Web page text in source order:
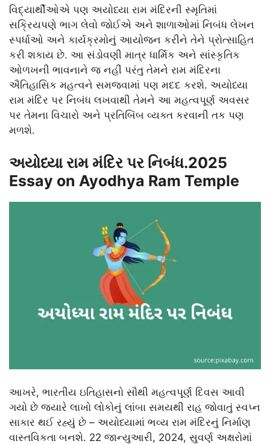
વિદ્યાર્થીઓએ પણ અયોધ્યા રામ મંદિરની સ્મૃતિમાં
સક્રિયપણે ભાગ લેવો જોઈએ અને શાળાઓમાં નિબંધ લેખન
સ્પર્ધાઓ અને કાર્યક્રમોનું આયોજન કરીને તેને પ્રોત્સાહિત
કરી શકાય છે. આ સંડોવણી માત્ર ધાર્મિક અને સાંસ્કૃતિક
ઓળખની ભાવનાને જ નહીં પરંતુ તેમને રામ મંદિરના
ઐતિહાસિક મહત્વને સમજવામાં પણ મદદ કરશે. અયોધ્યા
રામ મંદિર પર નિબંધ લખવાથી તેમને આ મહત્વપૂર્ણ અવસર
પર તેમના વિચારો અને પ્રતિબિંબ વ્યક્ત કરવાની તક પણ
મળશે.
અયોધ્યા રામ મંદિર પર નિબંધ.2025
Essay on Ayodhya Ram Temple
આખરે, ભારતીય ઇતિહાસનો સૌથી મહત્વપૂર્ણ દિવસ આવી
ગયો છે જ્યારે લાખો લોકોનું લાંબા સમયથી રાહ જોવાતું સ્વપ્ન
સાકાર થઈ રહ્યું છે – અયોધ્યામાં ભવ્ય રામ મંદિરનું નિર્માણ
વાસ્તવિકતા બનશે. 22 જાન્યુઆરી, 2024, સુવર્ણ અક્ષરોમાં